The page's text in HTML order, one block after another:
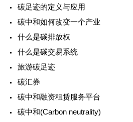
碳足迹的定义与应用
碳中和如何改变一个产业
什么是碳排放权
什么是碳交易系统
旅游碳足迹
碳汇券
碳中和融资租赁服务平台
碳中和(Carbon neutrality)